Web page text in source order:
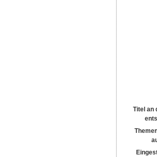
Titel an